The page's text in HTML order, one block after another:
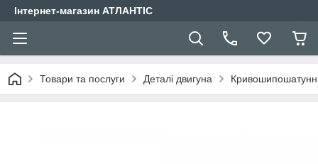
Інтернет-магазин АТЛАНТІС
Товари та послуги Деталі двигуна